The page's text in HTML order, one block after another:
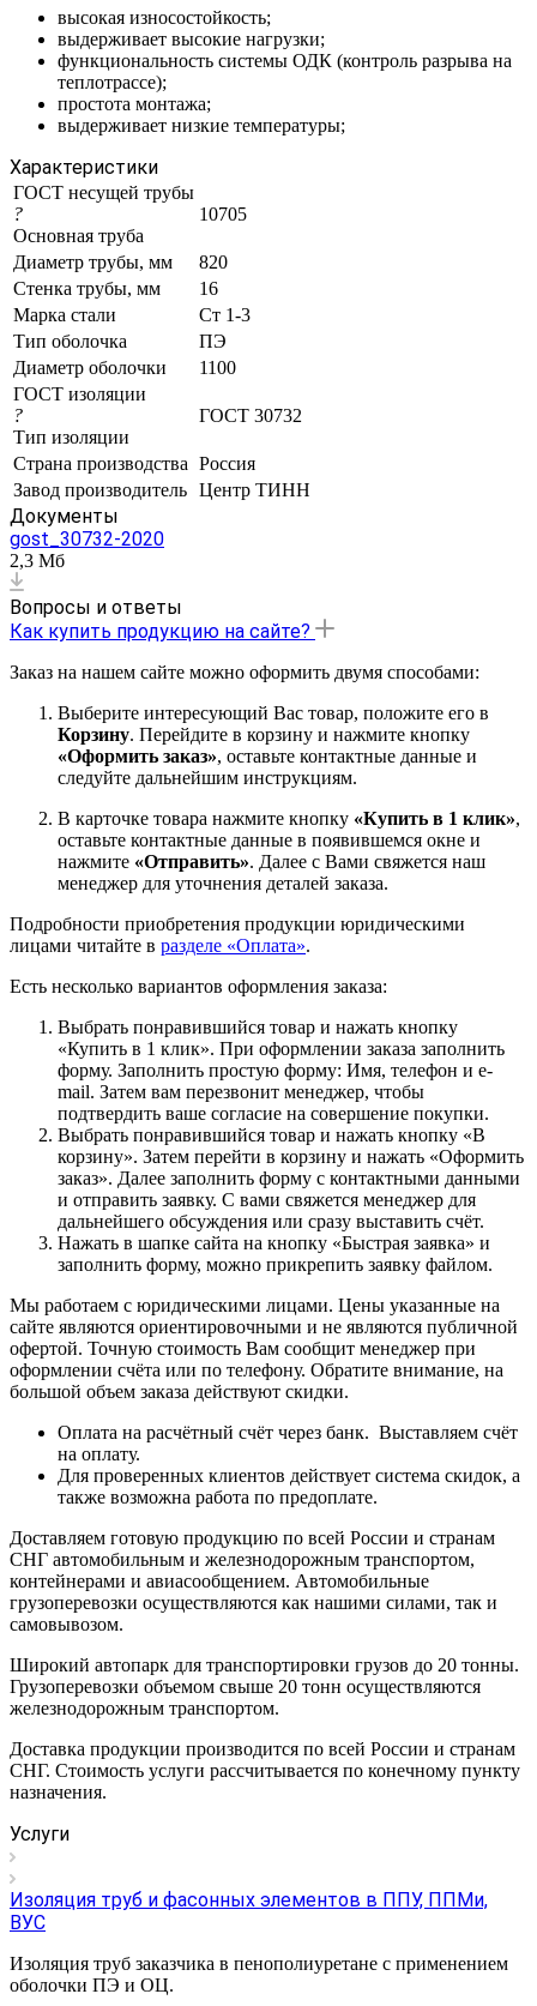
высокая износостойкость;
выдерживает высокие нагрузки;
функциональность системы ОДК (контроль разрыва на
теплотрассе);
простота монтажа;
выдерживает низкие температуры;
Характеристики
ГОСТ несущей трубы
?
Основная труба
10705
Диаметр трубы, мм
820
Стенка трубы, мм
16
Марка стали
Ст 1-3
Тип оболочка
ПЭ
Диаметр оболочки
1100
ГОСТ изоляции
?
Тип изоляции
ГОСТ 30732
Страна производства Россия
Завод производитель Центр ТИНН
Документы
gost_30732-2020
2,3 Мб
Вопросы и ответы
Как купить продукцию на сайте?
Заказ на нашем сайте можно оформить двумя способами:
Выберите интересующий Вас товар, положите его в
Корзину. Перейдите в корзину и нажмите кнопку
«Оформить заказ», оставьте контактные данные и
следуйте дальнейшим инструкциям.
В карточке товара нажмите кнопку «Купить в 1 клик»,
оставьте контактные данные в появившемся окне и
нажмите «Отправить». Далее с Вами свяжется наш
менеджер для уточнения деталей заказа.
Подробности приобретения продукции юридическими
лицами читайте в разделе «Оплата».
Есть несколько вариантов оформления заказа:
Выбрать понравившийся товар и нажать кнопку
«Купить в 1 клик». При оформлении заказа заполнить
форму. Заполнить простую форму: Имя, телефон и e-
mail. Затем вам перезвонит менеджер, чтобы
подтвердить ваше согласие на совершение покупки.
Выбрать понравившийся товар и нажать кнопку «В
корзину». Затем перейти в корзину и нажать «Оформить
заказ». Далее заполнить форму с контактными данными
и отправить заявку. С вами свяжется менеджер для
дальнейшего обсуждения или сразу выставить счёт.
Нажать в шапке сайта на кнопку «Быстрая заявка» и
заполнить форму, можно прикрепить заявку файлом.
Мы работаем с юридическими лицами. Цены указанные на
сайте являются ориентировочными и не являются публичной
офертой. Точную стоимость Вам сообщит менеджер при
оформлении счёта или по телефону. Обратите внимание, на
большой объем заказа действуют скидки.
Оплата на расчётный счёт через банк. Выставляем счёт
на оплату.
Для проверенных клиентов действует система скидок, а
также возможна работа по предоплате.
Доставляем готовую продукцию по всей России и странам
СНГ автомобильным и железнодорожным транспортом,
контейнерами и авиасообщением. Автомобильные
грузоперевозки осуществляются как нашими силами, так и
самовывозом.
Широкий автопарк для транспортировки грузов до 20 тонны.
Грузоперевозки объемом свыше 20 тонн осуществляются
железнодорожным транспортом.
Доставка продукции производится по всей России и странам
СНГ. Стоимость услуги рассчитывается по конечному пункту
назначения.
Услуги
Изоляция труб и фасонных элементов в ППУ, ППМи,
ВУС
Изоляция труб заказчика в пенополиуретане с применением
оболочки ПЭ и ОЦ.